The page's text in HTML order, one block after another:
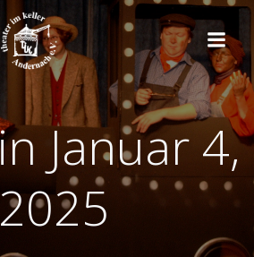
Inhalt
springen
Januar 4,
2025